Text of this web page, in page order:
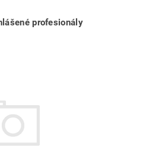
profesionály